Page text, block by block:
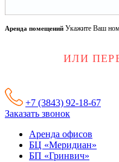
Аренда помещений Укажите Ваш
ИЛИ
+7 (3843) 92-18-67
Заказать звонок
Аренда офисов
БЦ «Меридиан»
БП «Гринвич»